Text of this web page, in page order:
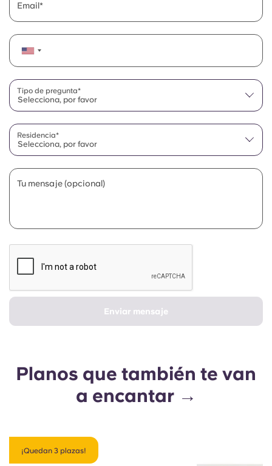
Email
Selecciona, por favor
Tipo de pregunta*
Selecciona, por favor
Residencia*
Tu mensaje (opcional)
Enviar mensaje
Planos que también te van
a encantar →
¡Quedan 3 plazas!